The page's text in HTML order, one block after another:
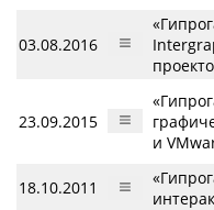
03.08.2016
23.09.2015
и
18.10.2011